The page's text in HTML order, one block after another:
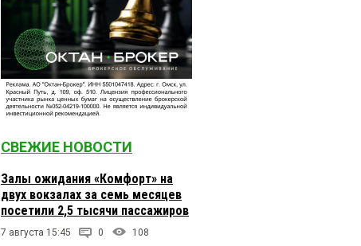
СВЕЖИЕ НОВОСТИ
Залы ожидания «Комфорт» на
двух вокзалах за семь месяцев
посетили 2,5 тысячи пассажиров
7 августа 15:45 0 108